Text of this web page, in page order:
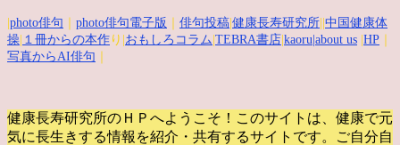
photo俳句 photo俳句電子版 俳句投稿 健康長寿研究所 中国健康体
操 １冊からの本作 り| おもしろコラム TEBRA書店 kaoru |about us HP
写真からAI俳句
健康長寿研究所のＨＰへようこそ！このサイトは、健康で元
気に長生きする情報を紹介・共有するサイトです。
ご自分自